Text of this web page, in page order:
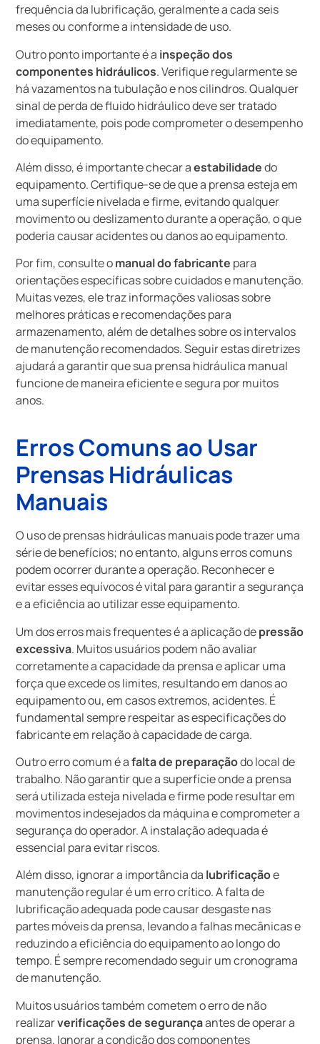
frequência da lubrificação, geralmente a cada seis
meses ou conforme a intensidade de uso.
Outro ponto importante é a inspeção dos
componentes hidráulicos. Verifique regularmente se
há vazamentos na tubulação e nos cilindros. Qualquer
sinal de perda de fluido hidráulico deve ser tratado
imediatamente, pois pode comprometer o desempenho
do equipamento.
Além disso, é importante checar aestabilidadedo
equipamento. Certifique-se de que a prensa esteja em
uma superfície nivelada e firme, evitando qualquer
movimento ou deslizamento durante a operação, o que
poderia causar acidentes ou danos ao equipamento.
Por fim, consulte omanual do fabricante para
orientações específicas sobre cuidados e manutenção.
Muitas vezes, ele traz informações valiosas sobre
melhores práticas e recomendações para
armazenamento, além de detalhes sobre os intervalos
de manutenção recomendados. Seguir estas diretrizes
ajudará a garantir que sua prensa hidráulica manual
funcione de maneira eficiente e segura por muitos
anos.
Erros Comuns ao Usar
Prensas Hidráulicas
Manuais
O uso de prensas hidráulicas manuais pode trazer uma
série de benefícios; no entanto, alguns erros comuns
podem ocorrer durante a operação. Reconhecer e
evitar esses equívocos é vital para garantir a segurança
e a eficiência ao utilizar esse equipamento.
Um dos erros mais frequentes é a aplicação depressão
excessiva. Muitos usuários podem não avaliar
corretamente a capacidade da prensa e aplicar uma
força que excede os limites, resultando em danos ao
equipamento ou, em casos extremos, acidentes. É
fundamental sempre respeitar as especificações do
fabricante em relação à capacidade de carga.
Outro erro comum é afalta de preparaçãodo local de
trabalho. Não garantir que a superfície onde a prensa
será utilizada esteja nivelada e firme pode resultar em
movimentos indesejados da máquina e comprometer a
segurança do operador. A instalação adequada é
essencial para evitar riscos.
Além disso, ignorar a importância da lubrificaçãoe
manutenção regular é um erro crítico. A falta de
lubrificação adequada pode causar desgaste nas
partes móveis da prensa, levando a falhas mecânicas e
reduzindo a eficiência do equipamento ao longo do
tempo. É sempre recomendado seguir um cronograma
de manutenção.
Muitos usuários também cometem o erro de não
realizarverificações de segurançaantes de operar a
prensa. Ignorar a condição dos componentes